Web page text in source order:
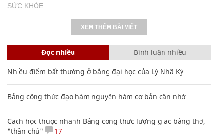
SỨC KHỎE
XEM THÊM BÀI VIẾT
Đọc nhiều Bình luận nhiều
Nhiều điểm bất thường ở bằng đại học của Lý Nhã Kỳ
Bảng công thức đạo hàm nguyên hàm cơ bản cần nhớ
Cách học thuộc nhanh Bảng công thức lượng giác bằng thơ,
"thần chú"
17